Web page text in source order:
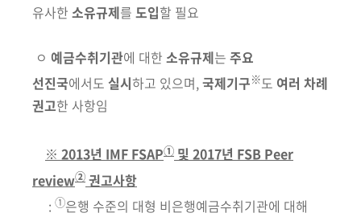
유사한 소유규제를 도입할 필요
ㅇ 예금수취기관에 대한 소유규제는 주요
선진국에서도 실시하고 있으며,국제기구※도 여러 차례
권고한 사항임
※ 2013년 IMF FSAP① 및 2017년 FSB Peer
review② 권고사항
: ①은행 수준의 대형 비은행예금수취기관에 대해